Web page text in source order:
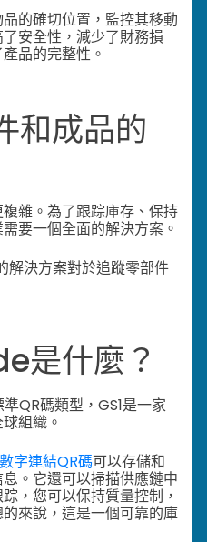
的確切位置，監控其移動
安全性，減少了財務損
品的完整性。
和成品的
雜。為了跟踪庫存、保持
要一個全面的解決方案。
解決方案對於追蹤零部件
是什麼？
QR碼類型，GS1是一家
組織。
字連結QR碼可以存儲和
。它還可以掃描供應鏈中
，您可以保持質量控制，
來說，這是一個可靠的庫